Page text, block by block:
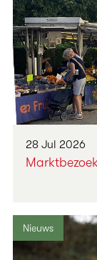
28 Jul 2026
Nieuws